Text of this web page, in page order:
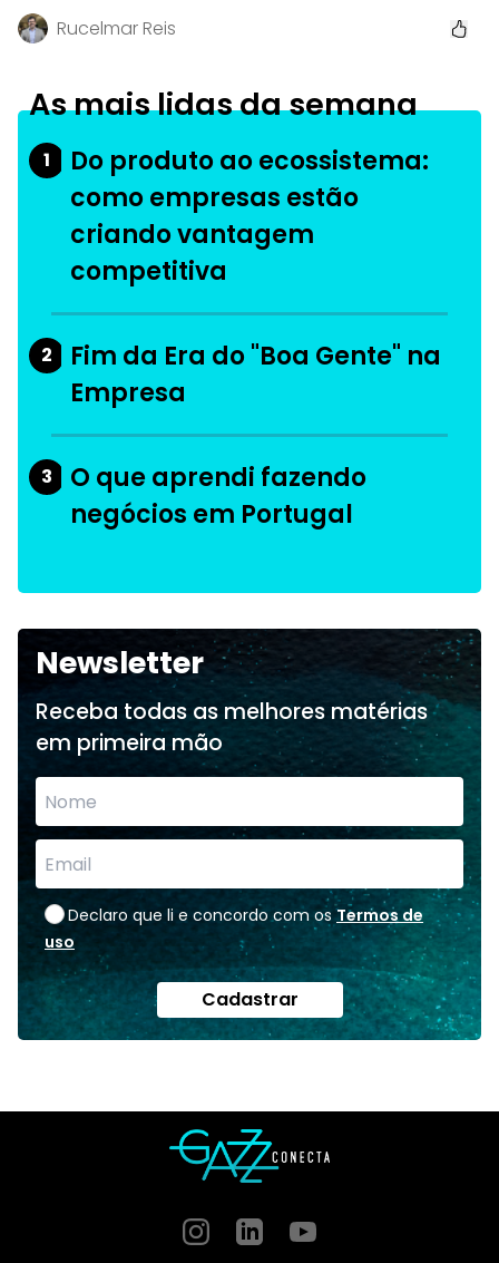
Rucelmar Reis
As mais lidas da semana
1
Do produto ao ecossistema:
como empresas estão
criando vantagem
competitiva
2
Fim da Era do "Boa Gente" na
Empresa
3
O que aprendi fazendo
negócios em Portugal
Newsletter
Receba todas as melhores matérias
em primeira mão
Declaro que li e concordo com os Termos de
uso
Cadastrar
InstagramGitHubGitHub